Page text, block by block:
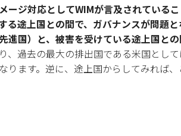
ージ対応としてWIMが言及されている
る途上国との間で、ガバナンスが問題
国）と、被害を受けている途上国との
、過去の最大の排出国である米国とし
ります。逆に、途上国からしてみれば